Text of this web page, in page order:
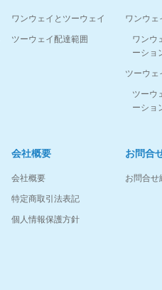
ワンウェイとツーウェイ
ツーウェイ配達範囲
ワンウェ
ワンウ
ーショ
ツーウェ
ツーウ
ーショ
会社概要
会社概要
特定商取引法表記
個人情報保護方針
お問合
お問合せ